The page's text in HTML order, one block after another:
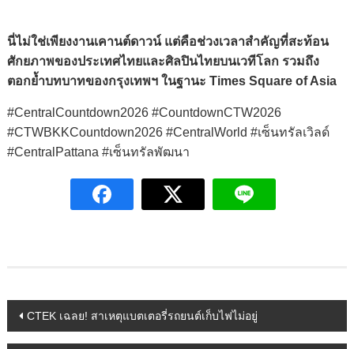
นี่ไม่ใช่เพียงงานเคานต์ดาวน์ แต่คือช่วงเวลาสำคัญที่สะท้อน
ศักยภาพของประเทศไทยและศิลปินไทยบนเวทีโลก รวมถึง
ตอกย้ำบทบาทของกรุงเทพฯ ในฐานะ Times Square of Asia
#CentralCountdown2026 #CountdownCTW2026
#CTWBKKCountdown2026 #CentralWorld #เซ็นทรัลเวิลด์
#CentralPattana #เซ็นทรัลพัฒนา
Post
navigation
CTEK เฉลย! สาเหตุแบตเตอรี่รถยนต์เก็บไฟไม่อยู่